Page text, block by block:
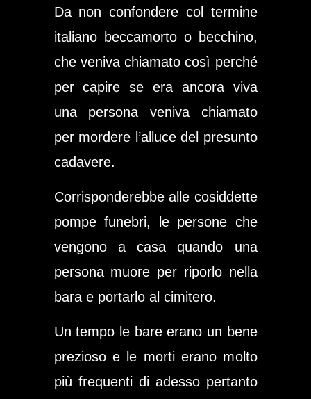
Da non confondere col termine
italiano beccamorto o becchino,
che veniva chiamato così perché
per capire se era ancora viva
una persona veniva chiamato
per mordere l’alluce del presunto
cadavere.
Corrisponderebbe alle cosiddette
pompe funebri, le persone che
vengono a casa quando una
persona muore per riporlo nella
bara e portarlo al cimitero.
Un tempo le bare erano un bene
prezioso e le morti erano molto
più frequenti di adesso pertanto